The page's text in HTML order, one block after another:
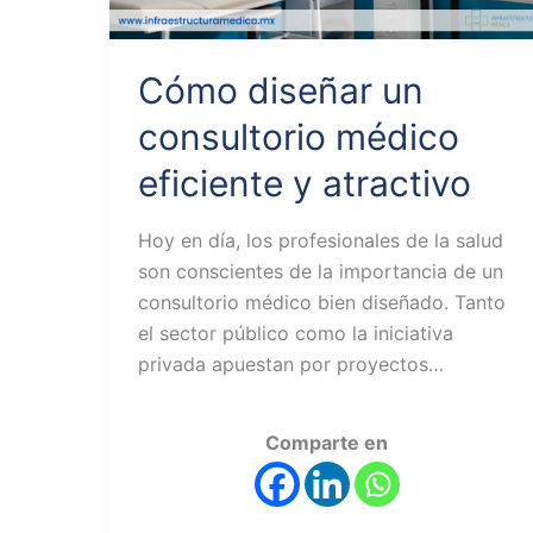
Cómo diseñar un
consultorio médico
eficiente y atractivo
Hoy en día, los profesionales de la salud
son conscientes de la importancia de un
consultorio médico bien diseñado. Tanto
el sector público como la iniciativa
privada apuestan por proyectos…
Comparte en